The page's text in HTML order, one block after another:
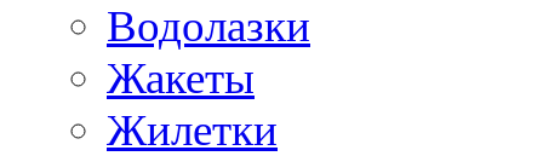
Водолазки
Жакеты
Жилетки